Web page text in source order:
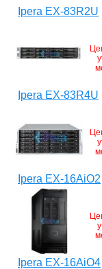
Ipera EX-83R2U
Ipera EX-83R4U
Ipera EX-16AiO2
Ipera EX-16AiO4